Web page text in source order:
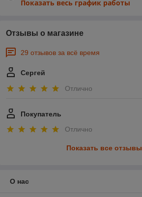
Показать весь график работы
Отзывы о магазине
29 отзывов за всё время
Сергей
Отлично
Покупатель
Отлично
Показать все отзывы
О нас